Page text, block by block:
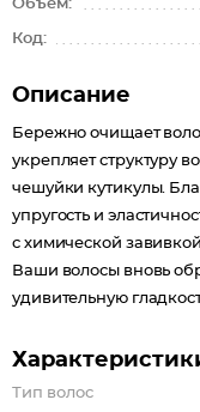
Объем:
Код:
Описание
Бережно очищает
укрепляет структуру
чешуйки кутикулы.
упругость и
с химической
Ваши волосы вновь
удивительную
Тип волос